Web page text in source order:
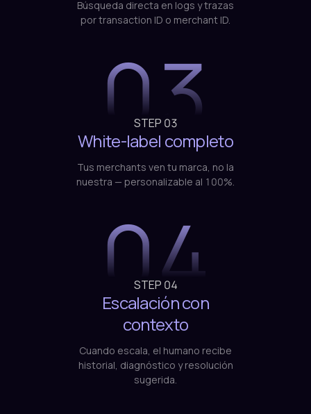
Búsqueda directa en logs y trazas
por transaction ID o merchant ID.
03
STEP 03
White-label completo
Tus merchants ven tu marca, no la
nuestra — personalizable al 100%.
04
STEP 04
Escalación con
contexto
Cuando escala, el humano recibe
historial, diagnóstico y resolución
sugerida.